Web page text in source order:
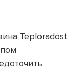
Teploradost